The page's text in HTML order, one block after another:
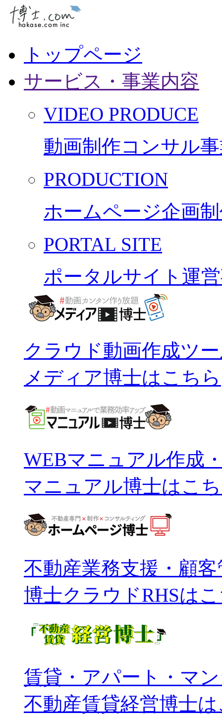
トップページ
サービス・事業内容
VIDEO PRODUCE
動画制作コンサル
PRODUCTION
ホームページ企画
PORTAL SITE
ポータルサイト運
クラウド動画作成ツ
メディア博士はこちら
WEBマニュアル作成
マニュアル博士はこ
不動産業務支援・顧客
博士クラウドRHSは
賃貸・アパート・マ
不動産賃貸経営博士